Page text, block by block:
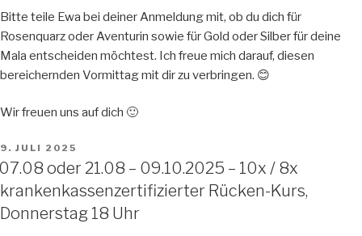
Bitte teile Ewa bei deiner Anmeldung mit, ob du dich für
Rosenquarz oder Aventurin sowie für Gold oder Silber für deine
Mala entscheiden möchtest. Ich freue mich darauf, diesen
bereichernden Vormittag mit dir zu verbringen. 😊
Wir freuen uns auf dich 🙂
VERÖFFENTLICHT
AM
9. JULI 2025
oder 21.08 – 09.10.2025 – 10x / 8x
krankenkassenzertifizierter Rücken-Kurs,
Donnerstag 18 Uhr